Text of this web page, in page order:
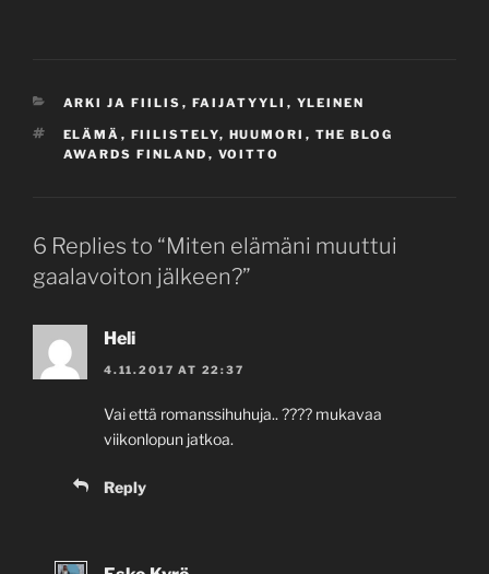
CATEGORIES
ARKI JA FIILIS , FAIJATYYLI , YLEINEN
TAGS
ELÄMÄ , FIILISTELY, HUUMORI , THE BLOG
AWARDS FINLAND , VOITTO
6 Replies to “Miten elämäni muuttui
gaalavoiton jälkeen?”
Heli
4.11.2017 AT 22:37
Vai että romanssihuhuja.. ???? mukavaa
viikonlopun jatkoa.
Reply